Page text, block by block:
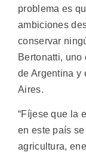
problema es
ambiciones
conservar
Bertonatti,
de Argentina y
Aires.
“Fíjese que la
en este país
agricultura,